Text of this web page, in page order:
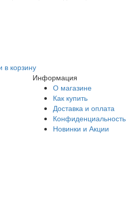
в корзину
Информация
О магазине
Как купить
Доставка и оплата
Конфиденциальность
Новинки и Акции